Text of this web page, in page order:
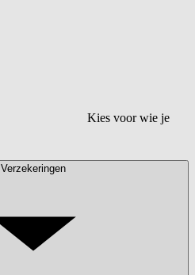
Kies voor wie je
Verzekeringen